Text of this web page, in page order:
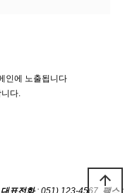
인에 노출됩니다
다.
표전화: 051) 123-4567, 팩스:
arrow_upward